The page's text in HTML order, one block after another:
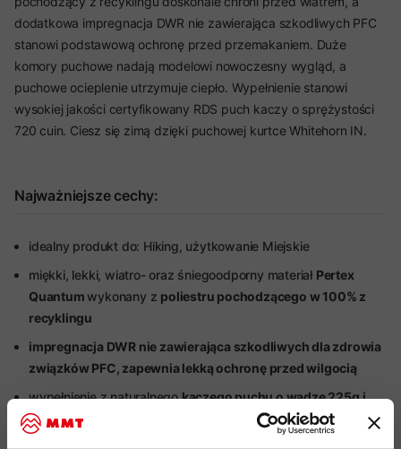
dodatkowa impregnacja DWR nie zawierająca szkodliwych PFC
stanowi podstawową ochronę przed przemakaniem. Duże
komory puchowe nadają modelowi nowoczesny wygląd, a
puchowe ocieplenie utrzymuje ciepło. Wypełnienie stanowi
wysokiej jakości certyfikowany RDS puch kaczy o sprężystości
720 cuin. Ciesz się zimą dzięki puchowej kurtce Whitehorn IN.
Najważniejsze cechy:
idealny produkt do: Hiking, użytkowanie Miejskie
miękki, lekki, wiatro- oraz śniegoodporny materiał Pertex
Quantum wykonany z poliestru pochodzącego w 100% z
recyklingu
impregnacja DWR nie zawierająca szkodliwych dla zdrowia
związków PFC, zapewnia lekką ochronę przed wilgocią
wypełnienie z naturalnegokaczego puchu o wadze 225g i
stosunku puchu do pierza w proporcji 90/10 i sprężystości